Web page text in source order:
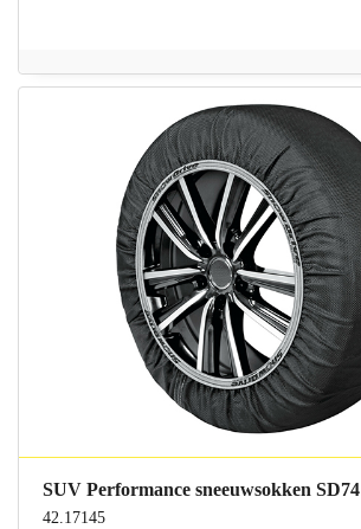
SUV Performance sneeuwsokken SD74
42.17145